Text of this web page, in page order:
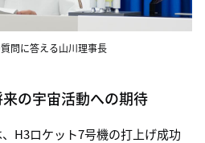
問に答える山川理事長
の宇宙活動への期待
H3ロケット7号機の打上げ成功